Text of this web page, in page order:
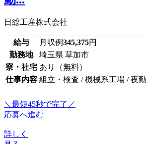
日総工産株式会社
給与 月収例345,375円
勤務地
埼玉県 草加市
寮・社宅 あり（無料）
仕事内容 組立・検査 / 機械系工場 / 夜勤
＼最短45秒で完了／
応募へ進む
詳しく